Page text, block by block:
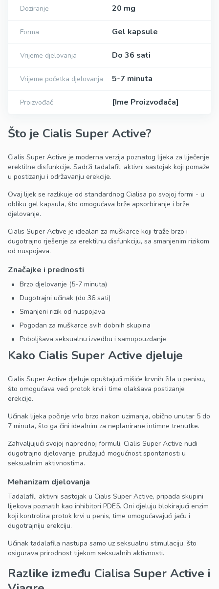
Doziranje 20 mg
Forma Gel kapsule
Vrijeme djelovanja Do 36 sati
Vrijeme početka djelovanja 5-7 minuta
Proizvođač [Ime Proizvođača]
Što je Cialis Super Active?
Cialis Super Active je moderna verzija poznatog lijeka za liječenje
erektilne disfunkcije. Sadrži tadalafil, aktivni sastojak koji pomaže
u postizanju i održavanju erekcije.
Ovaj lijek se razlikuje od standardnog Cialisa po svojoj formi - u
obliku gel kapsula, što omogućava brže apsorbiranje i brže
djelovanje.
Cialis Super Active je idealan za muškarce koji traže brzo i
dugotrajno rješenje za erektilnu disfunkciju, sa smanjenim rizikom
od nuspojava.
Značajke i prednosti
Brzo djelovanje (5-7 minuta)
Dugotrajni učinak (do 36 sati)
Smanjeni rizik od nuspojava
Pogodan za muškarce svih dobnih skupina
Poboljšava seksualnu izvedbu i samopouzdanje
Kako Cialis Super Active djeluje
Cialis Super Active djeluje opuštajući mišiće krvnih žila u penisu,
što omogućava veći protok krvi i time olakšava postizanje
erekcije.
Učinak lijeka počinje vrlo brzo nakon uzimanja, obično unutar 5 do
7 minuta, što ga čini idealnim za neplanirane intimne trenutke.
Zahvaljujući svojoj naprednoj formuli, Cialis Super Active nudi
dugotrajno djelovanje, pružajući mogućnost spontanosti u
seksualnim aktivnostima.
Mehanizam djelovanja
Tadalafil, aktivni sastojak u Cialis Super Active, pripada skupini
lijekova poznatih kao inhibitori PDE5. Oni djeluju blokirajući enzim
koji kontrolira protok krvi u penis, time omogućavajući jaču i
dugotrajniju erekciju.
Učinak tadalafila nastupa samo uz seksualnu stimulaciju, što
osigurava prirodnost tijekom seksualnih aktivnosti.
Razlike između Cialisa Super Active i